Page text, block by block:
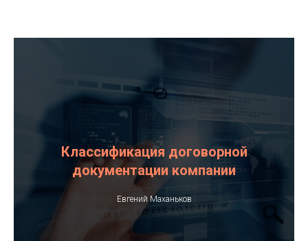
Классификация договорной
документации компании
Евгений Маханьков